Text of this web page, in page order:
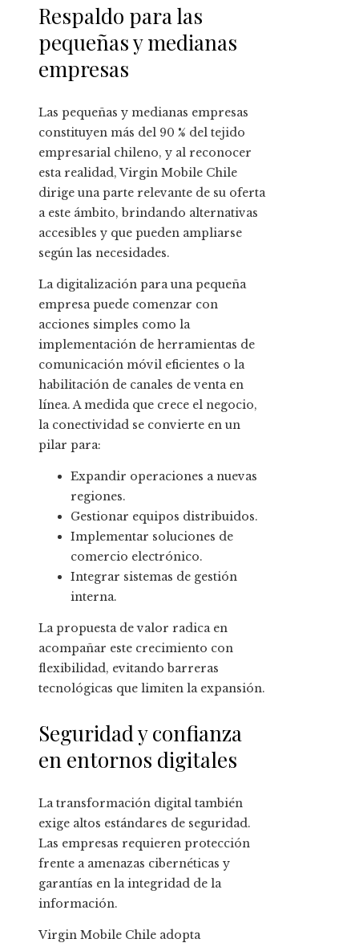
Respaldo para las
pequeñas y medianas
empresas
Las pequeñas y medianas empresas
constituyen más del 90 % del tejido
empresarial chileno, y al reconocer
esta realidad, Virgin Mobile Chile
dirige una parte relevante de su oferta
a este ámbito, brindando alternativas
accesibles y que pueden ampliarse
según las necesidades.
La digitalización para una pequeña
empresa puede comenzar con
acciones simples como la
implementación de herramientas de
comunicación móvil eficientes o la
habilitación de canales de venta en
línea. A medida que crece el negocio,
la conectividad se convierte en un
pilar para:
Expandir operaciones a nuevas
regiones.
Gestionar equipos distribuidos.
Implementar soluciones de
comercio electrónico.
Integrar sistemas de gestión
interna.
La propuesta de valor radica en
acompañar este crecimiento con
flexibilidad, evitando barreras
tecnológicas que limiten la expansión.
Seguridad y confianza
en entornos digitales
La transformación digital también
exige altos estándares de seguridad.
Las empresas requieren protección
frente a amenazas cibernéticas y
garantías en la integridad de la
información.
Virgin Mobile Chile adopta